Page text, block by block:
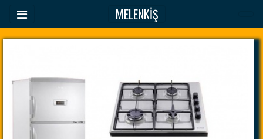
MELENKİŞ